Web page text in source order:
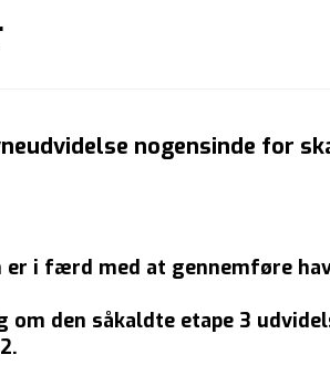
nogensinde for
er i færd med at gennemføre
om den såkaldte etape 3